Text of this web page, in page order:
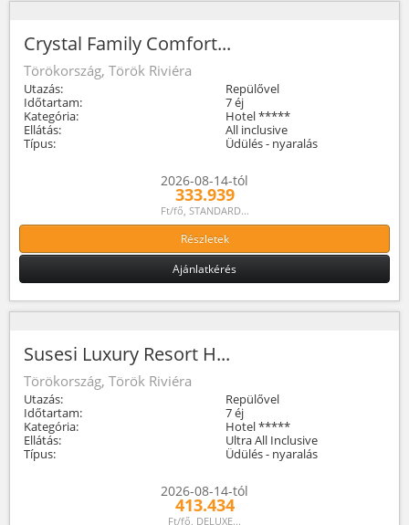
Crystal Family Comfort...
Törökország, Török Riviéra
Utazás:
Repülővel
Időtartam:
7 éj
Kategória:
Hotel *****
Ellátás:
All inclusive
Típus:
Üdülés - nyaralás
2026-08-14-tól
333.939
Ft/fő, STANDARD...
Részletek
Ajánlatkérés
Susesi Luxury Resort H...
Törökország, Török Riviéra
Utazás:
Repülővel
Időtartam:
7 éj
Kategória:
Hotel *****
Ellátás:
Ultra All Inclusive
Típus:
Üdülés - nyaralás
2026-08-14-tól
413.434
Ft/fő, DELUXE...